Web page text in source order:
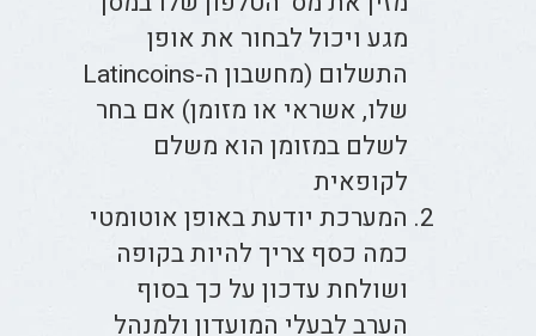
מגע ויכול לבחור את אופן
התשלום (מחשבון ה-Latincoins
שלו, אשראי או מזומן) אם בחר
לשלם במזומן הוא משלם
לקופאית
המערכת יודעת באופן אוטומטי
כמה כסף צריך להיות בקופה
ושולחת עדכון על כך בסוף
הערב לבעלי המועדון ולמנהל